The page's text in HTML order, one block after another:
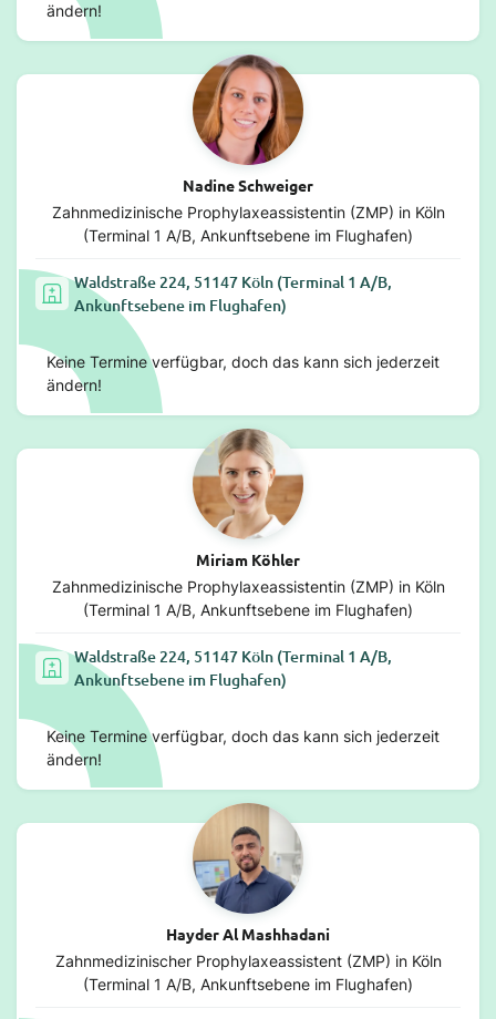
ändern!
Nadine Schweiger
Zahnmedizinische Prophylaxeassistentin (ZMP) in Köln
(Terminal 1 A/B, Ankunftsebene im Flughafen)
Waldstraße 224, 51147 Köln (Terminal 1 A/B,
Ankunftsebene im Flughafen)
Keine Termine verfügbar, doch das kann sich jederzeit
ändern!
Miriam Köhler
Zahnmedizinische Prophylaxeassistentin (ZMP) in Köln
(Terminal 1 A/B, Ankunftsebene im Flughafen)
Waldstraße 224, 51147 Köln (Terminal 1 A/B,
Ankunftsebene im Flughafen)
Keine Termine verfügbar, doch das kann sich jederzeit
ändern!
Hayder Al Mashhadani
Zahnmedizinischer Prophylaxeassistent (ZMP) in Köln
(Terminal 1 A/B, Ankunftsebene im Flughafen)